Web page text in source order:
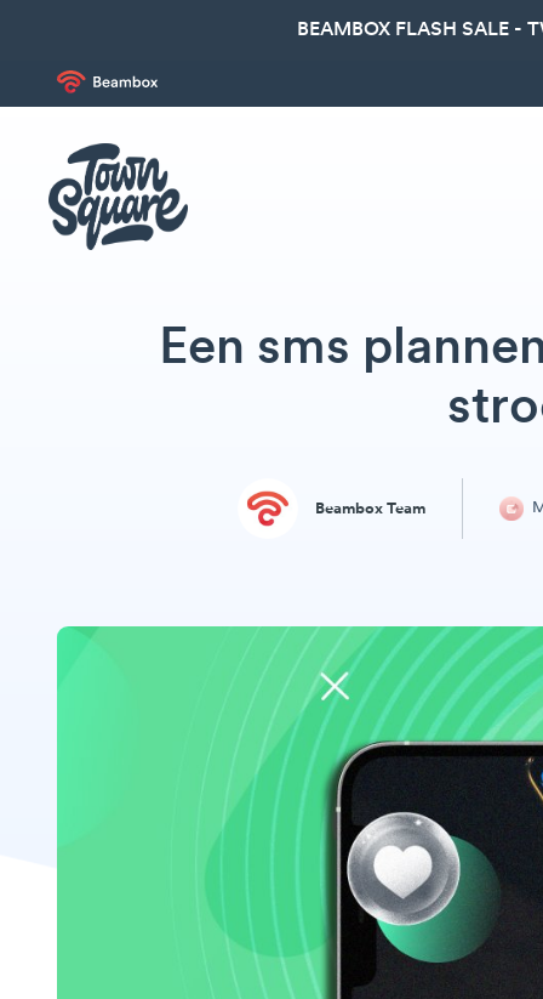
BEAMBOX FLASH SALE -
Een sms
Beambox Team